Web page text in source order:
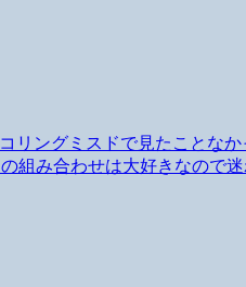
ングミスドで見たことな
組み合わせは大好きなので